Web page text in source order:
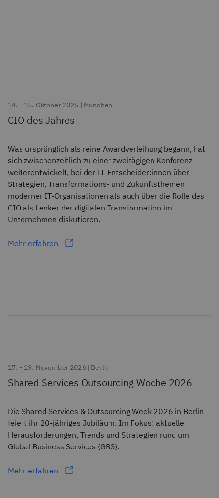
14. - 15. Oktober 2026 | München
CIO des Jahres
Was ursprünglich als reine Awardverleihung begann, hat
sich zwischenzeitlich zu einer zweitägigen Konferenz
weiterentwickelt, bei der IT-Entscheider:innen über
Strategien, Transformations- und Zukunftsthemen
moderner IT-Organisationen als auch über die Rolle des
CIO als Lenker der digitalen Transformation im
Unternehmen diskutieren.
Mehr erfahren
17. - 19. November 2026 | Berlin
Shared Services Outsourcing Woche 2026
Die Shared Services & Outsourcing Week 2026 in Berlin
feiert ihr 20-jähriges Jubiläum. Im Fokus: aktuelle
Herausforderungen, Trends und Strategien rund um
Global Business Services (GBS).
Mehr erfahren